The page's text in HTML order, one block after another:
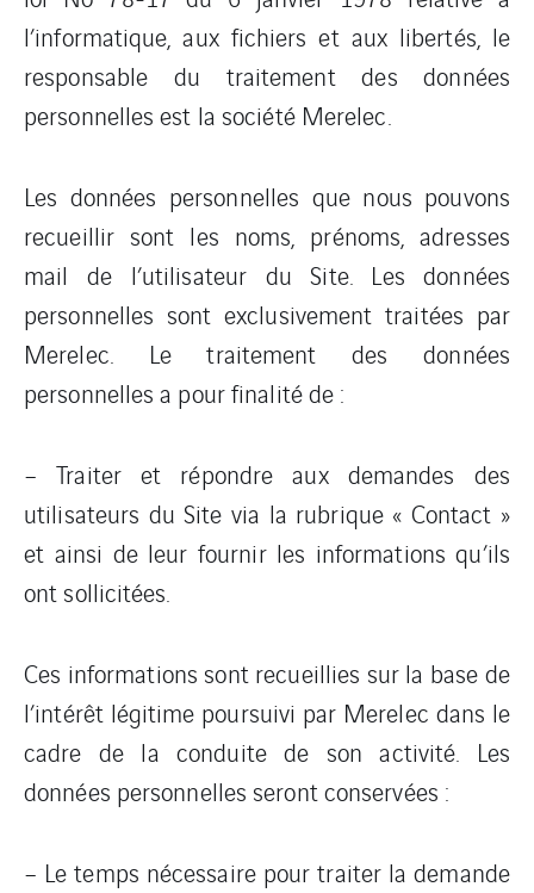
l’informatique, aux fichiers et aux libertés, le
responsable du traitement des données
personnelles est la société Merelec.
Les données personnelles que nous pouvons
recueillir sont les noms, prénoms, adresses
mail de l’utilisateur du Site. Les données
personnelles sont exclusivement traitées par
Merelec. Le traitement des données
personnelles a pour finalité de :
– Traiter et répondre aux demandes des
utilisateurs du Site via la rubrique « Contact »
et ainsi de leur fournir les informations qu’ils
ont sollicitées.
Ces informations sont recueillies sur la base de
l’intérêt légitime poursuivi par Merelec dans le
cadre de la conduite de son activité. Les
données personnelles seront conservées :
– Le temps nécessaire pour traiter la demande